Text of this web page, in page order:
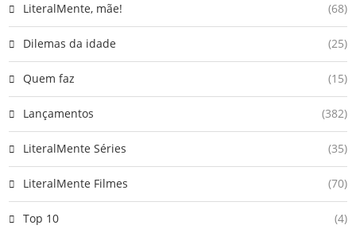
LiteralMente, mãe! (68)
Dilemas da idade (25)
Quem faz (15)
Lançamentos (382)
LiteralMente Séries (35)
LiteralMente Filmes (70)
Top 10 (4)